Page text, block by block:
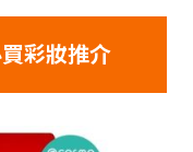
彩妝推介